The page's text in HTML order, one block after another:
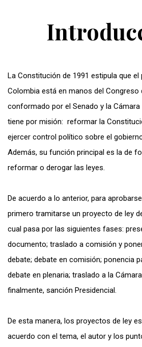
La Constitución de 1991 estipula que el
Colombia está en manos del Congreso
conformado por el Senado y la Cámara
tiene por misión: reformar la
ejercer control político sobre el
Además, su función principal es la de
reformar o derogar las leyes.
De acuerdo a lo anterior, para
primero tramitarse un proyecto de ley
cual pasa por las siguientes fases:
documento; traslado a comisión y
debate; debate en comisión; ponencia
debate en plenaria; traslado a la
finalmente, sanción Presidencial.
De esta manera, los proyectos de ley
acuerdo con el tema, el autor y los